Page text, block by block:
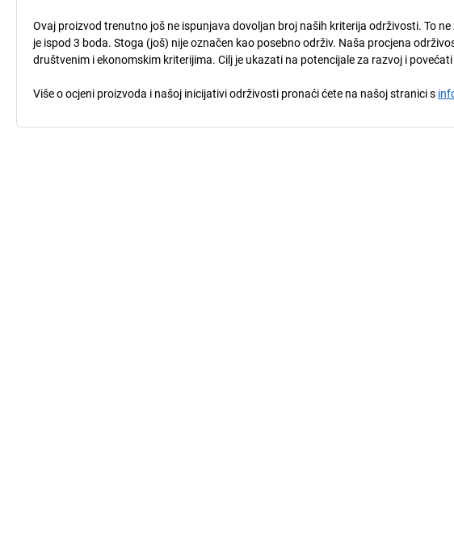
Ovaj proizvod trenutno još ne ispunjava dovoljan broj naših kriterija održivosti. To
je ispod 3 boda. Stoga (još) nije označen kao posebno održiv. Naša procjena
društvenim i ekonomskim kriterijima. Cilj je ukazati na potencijale za razvoj i
Više o ocjeni proizvoda i našoj inicijativi održivosti pronaći ćete na našoj stranici s